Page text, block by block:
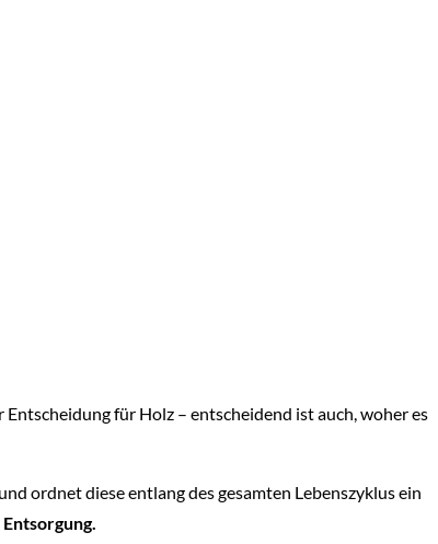
für Holz – entscheidend ist auch, woher es
und ordnet diese entlang des gesamten Lebenszyklus ein